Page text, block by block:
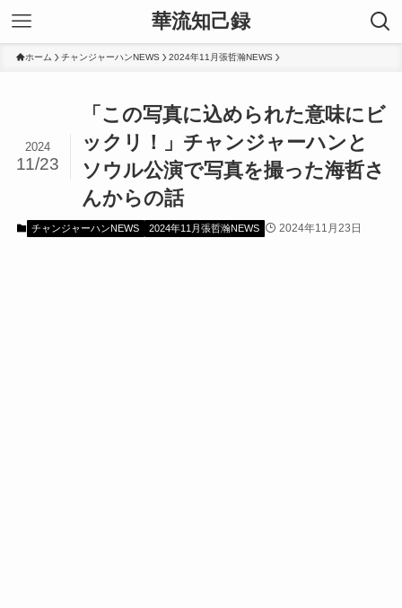
華流知己録
ホーム チャンジャーハンNEWS 2024年11月張哲瀚NEWS
「この写真に込められた意味にビ
ックリ！」チャンジャーハンと
ソウル公演で写真を撮った海哲さ
んからの話
2024
11/23
チャンジャーハンNEWS 2024年11月張哲瀚NEWS 2024年11月23日